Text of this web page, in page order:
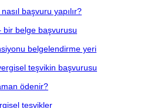
başvuru yapılır?
bir belge başvurusu
belgelendirme yeri
teşvikin başvurusu
ödenir?
teşvikler